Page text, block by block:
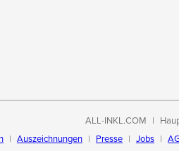
ALL-INKL.COM
Auszeichnungen Presse Jobs